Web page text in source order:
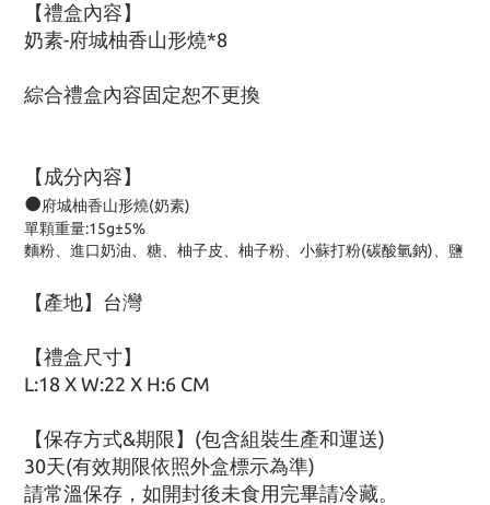
【禮盒內容】
奶素-府城柚香山形燒*8
綜合禮盒內容固定恕不更換
【成分內容】
●府城柚香山形燒(奶素)
單顆重量:15g±5%
麵粉、進口奶油、糖、柚子皮、柚子粉、小蘇打粉(碳酸氫鈉)、鹽
【產地】台灣
【禮盒尺寸】
L:18 X W:22 X H:6 CM
【保存方式&期限】(包含組裝生產和運送)
30天(有效期限依照外盒標示為準)
請常溫保存，如開封後未食用完畢請冷藏。